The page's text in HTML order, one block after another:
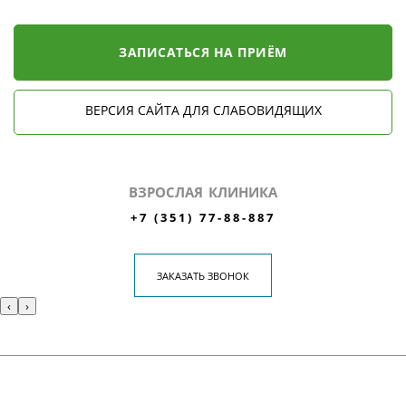
ЗАПИСАТЬСЯ НА ПРИЁМ
ВЕРСИЯ САЙТА ДЛЯ СЛАБОВИДЯЩИХ
ВЗРОСЛАЯ КЛИНИКА
+7 (351) 77-88-887
ЗАКАЗАТЬ ЗВОНОК
‹ ›